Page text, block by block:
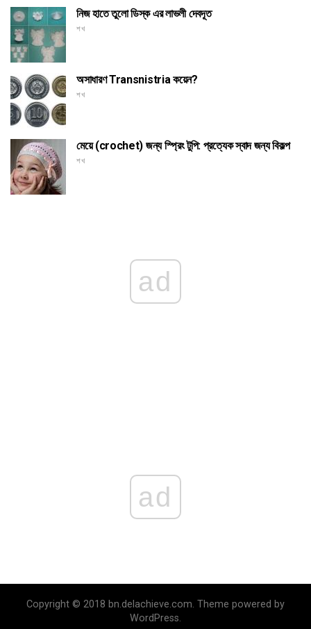
নিজ হাতে তুলো ডিস্ক এর লাভলী দেবদূত
শখ
অসাধারণ Transnistria কয়েন?
শখ
মেয়ে (crochet) জন্য স্প্রিং টুপি: প্রত্যেক স্বাদ জন্য বিকল্প
শখ
ad
ad
Copyright © 2018 bn.delachieve.com. Theme powered by
WordPress.